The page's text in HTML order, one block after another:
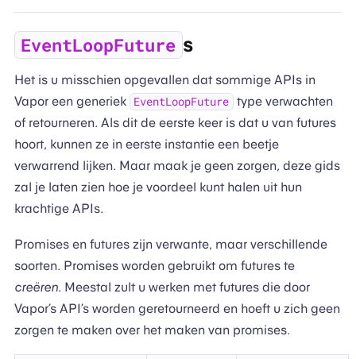
EventLoopFuture s
Het is u misschien opgevallen dat sommige APIs in
Vapor een generiek EventLoopFuture type verwachten
of retourneren. Als dit de eerste keer is dat u van futures
hoort, kunnen ze in eerste instantie een beetje
verwarrend lijken. Maar maak je geen zorgen, deze gids
zal je laten zien hoe je voordeel kunt halen uit hun
krachtige APIs.
Promises en futures zijn verwante, maar verschillende
soorten. Promises worden gebruikt om futures te
creëren. Meestal zult u werken met futures die door
Vapor’s API’s worden geretourneerd en hoeft u zich geen
zorgen te maken over het maken van promises.